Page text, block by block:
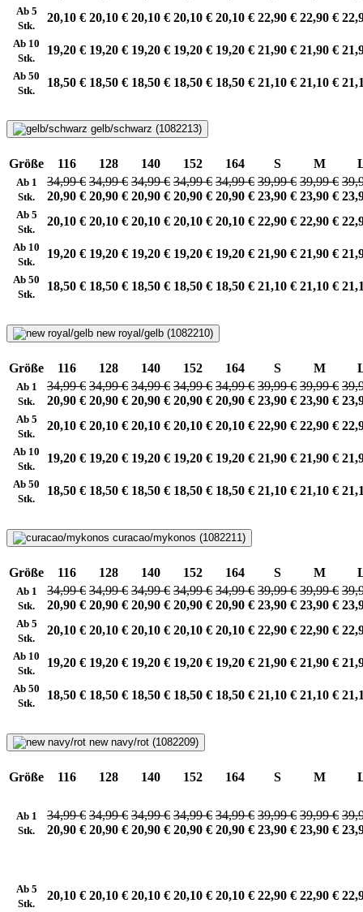
Ab 5
Stk.
20,10 € 20,10 € 20,10 € 20,10 € 20,10 € 22,90 € 22,90 €
Ab 10
Stk.
19,20 € 19,20 € 19,20 € 19,20 € 19,20 € 21,90 € 21,90 €
Ab 50
Stk.
18,50 € 18,50 € 18,50 € 18,50 € 18,50 € 21,10 € 21,10 €
gelb/schwarz (1082213)
Größe 116 128 140 152 164 S M
Ab 1
Stk.
34,99 €
20,90 €
34,99 €
20,90 €
34,99 €
20,90 €
34,99 €
20,90 €
34,99 €
20,90 €
39,99 €
23,90 €
39,99 €
23,90 €
Ab 5
Stk.
20,10 € 20,10 € 20,10 € 20,10 € 20,10 € 22,90 € 22,90 €
Ab 10
Stk.
19,20 € 19,20 € 19,20 € 19,20 € 19,20 € 21,90 € 21,90 €
Ab 50
Stk.
18,50 € 18,50 € 18,50 € 18,50 € 18,50 € 21,10 € 21,10 €
new royal/gelb (1082210)
Größe 116 128 140 152 164 S M
Ab 1
Stk.
34,99 €
20,90 €
34,99 €
20,90 €
34,99 €
20,90 €
34,99 €
20,90 €
34,99 €
20,90 €
39,99 €
23,90 €
39,99 €
23,90 €
Ab 5
Stk.
20,10 € 20,10 € 20,10 € 20,10 € 20,10 € 22,90 € 22,90 €
Ab 10
Stk.
19,20 € 19,20 € 19,20 € 19,20 € 19,20 € 21,90 € 21,90 €
Ab 50
Stk.
18,50 € 18,50 € 18,50 € 18,50 € 18,50 € 21,10 € 21,10 €
curacao/mykonos (1082211)
Größe 116 128 140 152 164 S M
Ab 1
Stk.
34,99 €
20,90 €
34,99 €
20,90 €
34,99 €
20,90 €
34,99 €
20,90 €
34,99 €
20,90 €
39,99 €
23,90 €
39,99 €
23,90 €
Ab 5
Stk.
20,10 € 20,10 € 20,10 € 20,10 € 20,10 € 22,90 € 22,90 €
Ab 10
Stk.
19,20 € 19,20 € 19,20 € 19,20 € 19,20 € 21,90 € 21,90 €
Ab 50
Stk.
18,50 € 18,50 € 18,50 € 18,50 € 18,50 € 21,10 € 21,10 €
new navy/rot (1082209)
Größe 116 128 140 152 164 S M
Ab 1
Stk.
34,99 €
20,90 €
34,99 €
20,90 €
34,99 €
20,90 €
34,99 €
20,90 €
34,99 €
20,90 €
39,99 €
23,90 €
39,99 €
23,90 €
Ab 5
Stk.
20,10 € 20,10 € 20,10 € 20,10 € 20,10 € 22,90 € 22,90 €